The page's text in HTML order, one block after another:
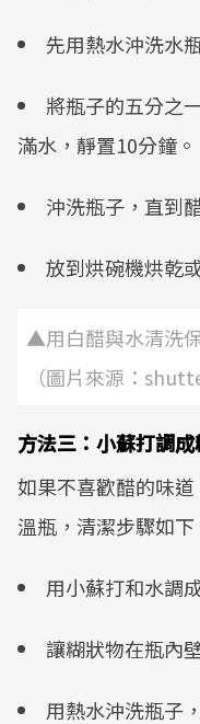
先用熱水沖洗水
將瓶子的五分之
滿水，靜置10分鐘。
沖洗瓶子，直到
放到烘碗機烘乾
▲用白醋與水清洗
（圖片來源：
方法三：小蘇打調
如果不喜歡醋的味
溫瓶，清潔步驟如下
用小蘇打和水調
讓糊狀物在瓶內
用熱水沖洗瓶子